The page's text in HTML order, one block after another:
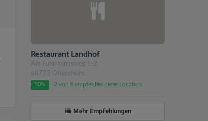
Restaurant Landhof
Am Fuhrmannsweg 1-2
68723 Oftersheim
50% 2 von 4 empfehlen diese Location
Mehr Empfehlungen